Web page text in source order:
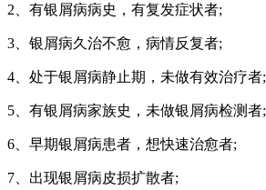
2、有银屑病病史，有复发症状者;
3、银屑病久治不愈，病情反复者;
4、处于银屑病静止期，未做有效治疗者;
5、有银屑病家族史，未做银屑病检测者;
6、早期银屑病患者，想快速治愈者;
7、出现银屑病皮损扩散者;